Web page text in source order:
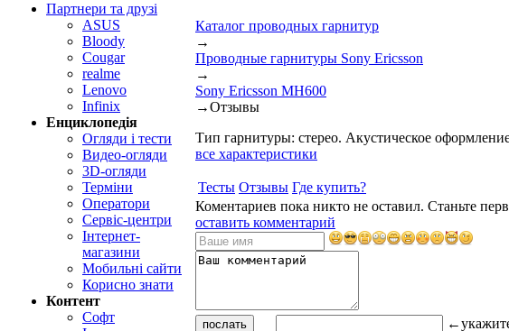
Партнери та друзі
ASUS
Bloody
Cougar
realme
Lenovo
Infinix
Енциклопедія
Огляди і тести
Видео-огляди
3D-огляди
Терміни
Оператори
Сервіс-центри
Інтернет-
магазини
Мобильні сайти
Корисно знати
Контент
Софт
Каталог проводных гарнитур
→
Проводные гарнитуры Sony Ericsson
→
Sony Ericsson MH600
→Отзывы
Тип гарнитуры: стерео. Акустическое
все характеристики
Тесты Отзывы Где купить?
Коментариев пока никто не оставил. Станьте
оставить комментарий
←